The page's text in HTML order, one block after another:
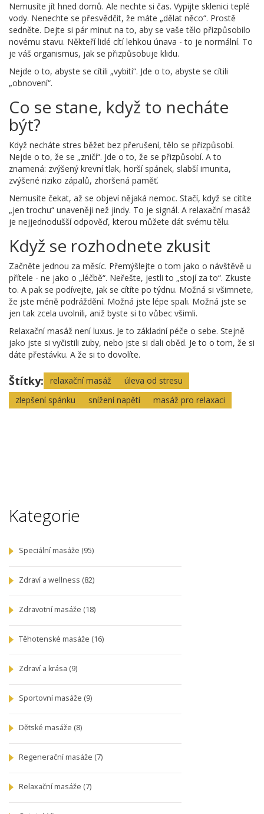
Nemusíte jít hned domů. Ale nechte si čas. Vypijte sklenici teplé
vody. Nenechte se přesvědčit, že máte „dělat něco“. Prostě
sedněte. Dejte si pár minut na to, aby se vaše tělo přizpůsobilo
novému stavu. Někteří lidé cítí lehkou únava - to je normální. To
je váš organismus, jak se přizpůsobuje klidu.
Nejde o to, abyste se cítili „vybití“. Jde o to, abyste se cítili
„obnovení“.
Co se stane, když to necháte
být?
Když necháte stres běžet bez přerušení, tělo se přizpůsobí.
Nejde o to, že se „zničí“. Jde o to, že se přizpůsobí. A to
znamená: zvýšený krevní tlak, horší spánek, slabší imunita,
zvýšené riziko zápalů, zhoršená paměť.
Nemusíte čekat, až se objeví nějaká nemoc. Stačí, když se cítíte
„jen trochu“ unaveněji než jindy. To je signál. A relaxační masáž
je nejjednodušší odpověď, kterou můžete dát svému tělu.
Když se rozhodnete zkusit
Začněte jednou za měsíc. Přemýšlejte o tom jako o návštěvě u
přítele - ne jako o „léčbě“. Neřešte, jestli to „stojí za to“. Zkuste
to. A pak se podívejte, jak se cítíte po týdnu. Možná si všimnete,
že jste méně podráždění. Možná jste lépe spali. Možná jste se
jen tak zcela uvolnili, aniž byste si to vůbec všimli.
Relaxační masáž není luxus. Je to základní péče o sebe. Stejně
jako jste si vyčistili zuby, nebo jste si dali oběd. Je to o tom, že si
dáte přestávku. A že si to dovolíte.
Štítky: relaxační masáž
úleva od stresu
zlepšení spánku
snížení napětí masáž pro relaxaci
Kategorie
Speciální masáže (95)
Zdraví a wellness (82)
Zdravotní masáže (18)
Těhotenské masáže (16)
Zdraví a krása (9)
Sportovní masáže (9)
Dětské masáže (8)
Regenerační masáže (7)
Relaxační masáže (7)